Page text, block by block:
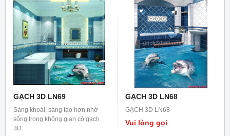
GẠCH 3D LN69
Sảng khoái, sáng tạo hơn nhờ
sống trong không gian có gạch
3D
GẠCH 3D LN68
GẠCH 3D LN68
Vui lòng gọi